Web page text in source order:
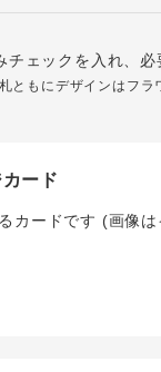
チェックを入れ、必
ともにデザインはフラ
ード
カードです (画像